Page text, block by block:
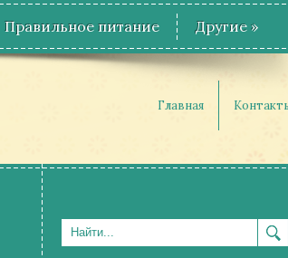
Правильное питание Другие »
Главная